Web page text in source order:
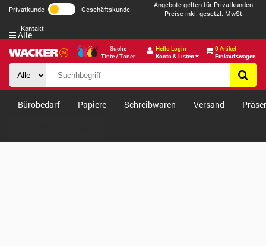
Privatkunde Geschäftskunde
Angebote gelten für Privatkunden.
Preise inkl. gesetzl. MwSt.
Kontakt
Suche
Tinte / Toner
Hello Login
Konto & Listen
0 Artikel
Einkaufswagen
Alle
Bürobedarf Papiere Schreibwaren Versand